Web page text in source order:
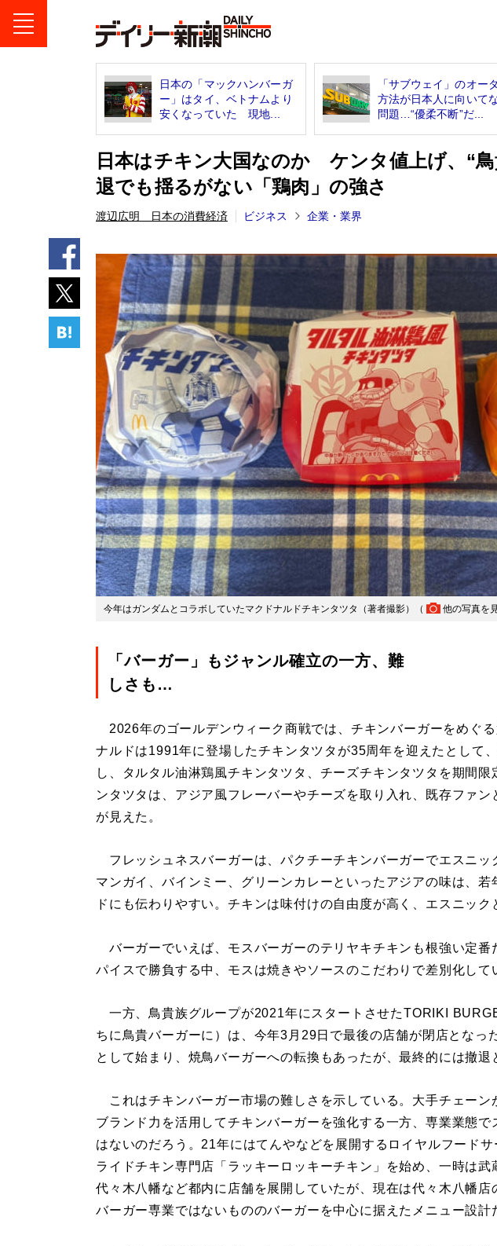
日本の「マックハンバーガ
ー」はタイ、ベトナムより
安くなっていた 現地...
「サブウェイ」のオー
方法が日本人に向いて
問題…“優柔不断”だ...
日本はチキン大国なのか ケンタ値上げ、“
退でも揺るがない「鶏肉」の強さ
渡辺広明 日本の消費経済 ビジネス 企業・業界
今年はガンダムとコラボしていたマクドナルドチキンタツタ（著者撮影）（ 他の写真を
「バーガー」もジャンル確立の一方、難
しさも…
2026年のゴールデンウィーク商戦では、チキンバーガーをめぐ
ナルドは1991年に登場したチキンタツタが35周年を迎えたとして
し、タルタル油淋鶏風チキンタツタ、チーズチキンタツタを期間限
ンタツタは、アジア風フレーバーやチーズを取り入れ、既存ファン
が見えた。
フレッシュネスバーガーは、パクチーチキンバーガーでエスニッ
マンガイ、バインミー、グリーンカレーといったアジアの味は、若
ドにも伝わりやすい。チキンは味付けの自由度が高く、エスニック
バーガーでいえば、モスバーガーのテリヤキチキンも根強い定番
パイスで勝負する中、モスは焼きやソースのこだわりで差別化して
一方、鳥貴族グループが2021年にスタートさせたTORIKI
ちに鳥貴バーガーに）は、今年3月29日で最後の店舗が閉店となっ
として始まり、焼鳥バーガーへの転換もあったが、最終的には撤退
これはチキンバーガー市場の難しさを示している。大手チェーン
ブランド力を活用してチキンバーガーを強化する一方、専業業態
はないのだろう。21年にはてんやなどを展開するロイヤルフード
ライドチキン専門店「ラッキーロッキーチキン」を始め、一時は武
代々木八幡など都内に店舗を展開していたが、現在は代々木八幡店
バーガー専業ではないもののバーガーを中心に据えたメニュー設計